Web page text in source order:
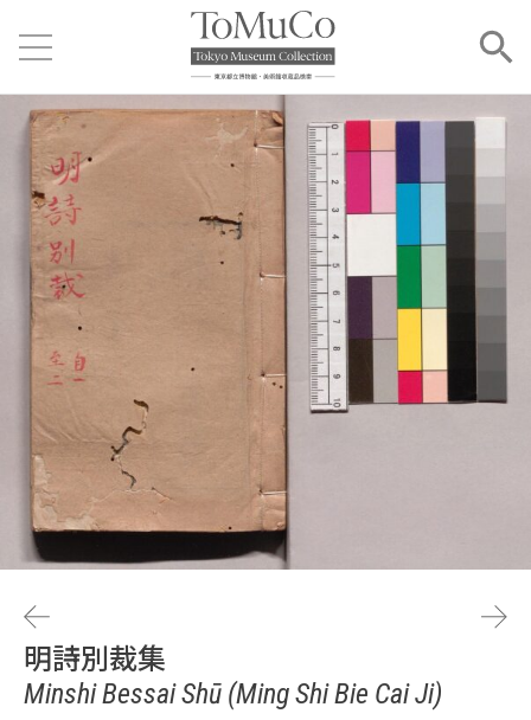
明詩別裁集
Minshi Bessai Shū (Ming Shi Bie Cai Ji)